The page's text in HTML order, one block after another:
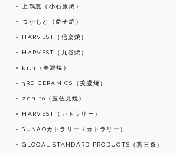
上鶴窯（小石原焼）
つかもと（益子焼）
HARVEST（信楽焼）
HARVEST（九谷焼）
kiln（美濃焼）
3RD CERAMICS（美濃焼）
zen to（波佐見焼）
HARVEST（カトラリー）
SUNAOカトラリー（カトラリー）
GLOCAL STANDARD PRODUCTS（燕三条）